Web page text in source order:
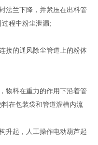
法兰下降，并紧压在出料管
程中粉尘泄漏;
接的通风除尘管道上的粉体
物料在重力的作用下沿着管
在包装袋和管道溜槽内流
升起，人工操作电动葫芦起